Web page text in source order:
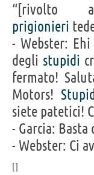
prigionieri
- Webster:
degli stupidi
fermato!
Motors!
siete patetici!
- Garcia: Basta
- Webster: Ci